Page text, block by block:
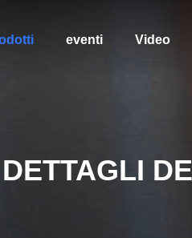
eventi Video
DETTAGLI